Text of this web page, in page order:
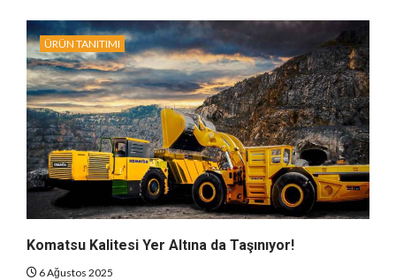
ÜRÜN TANITIMI
Komatsu Kalitesi Yer Altına da Taşınıyor!
6 Ağustos 2025